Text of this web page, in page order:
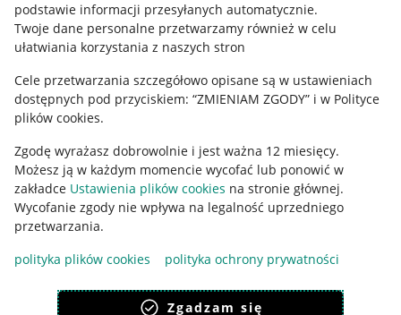
podstawie informacji przesyłanych automatycznie.
Twoje dane personalne przetwarzamy również w celu
ułatwiania korzystania z naszych stron
Cele przetwarzania szczegółowo opisane są w ustawieniach
dostępnych pod przyciskiem: “ZMIENIAM ZGODY” i w Polityce
plików cookies.
Zgodę wyrażasz dobrowolnie i jest ważna 12 miesięcy.
Możesz ją w każdym momencie wycofać lub ponowić w
zakładce Ustawienia plików cookies na stronie głównej.
Wycofanie zgody nie wpływa na legalność uprzedniego
przetwarzania.
polityka plików cookies
polityka ochrony prywatności
Zgadzam się
Polityka plików "cookies"
Ustawienia plików "cookies"
Udostępnianie lokalizacji
Informacje dla Aktu o Usługach Cyfrowych
Pobierz aplikację